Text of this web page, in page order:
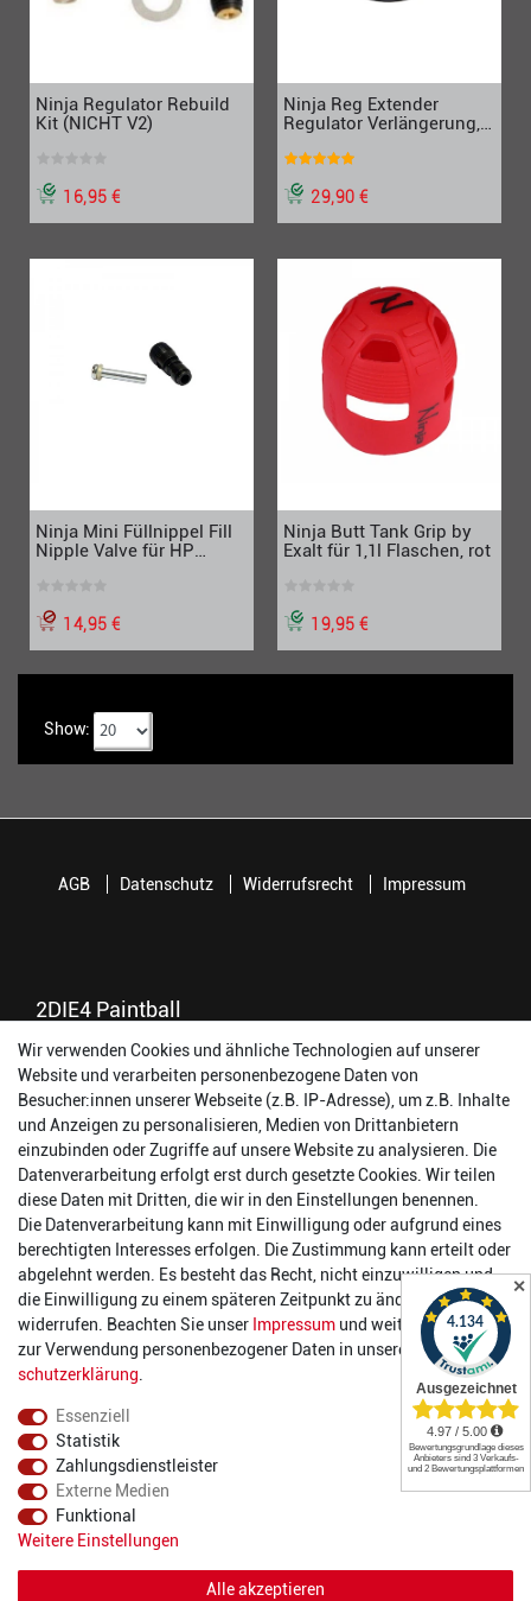
Ninja Regulator Rebuild
Kit (NICHT V2)
16,95 €
Ninja Reg Extender
Regulator Verlängerung,
29,90 €
Ninja Mini Füllnippel Fill
Nipple Valve für HP
14,95 €
Ninja Butt Tank Grip by
Exalt für 1,1l Flaschen, rot
19,95 €
Show:
2DIE4 Paintball
56457 Westerburg
Reinhold-Ferger-Straße 26
order@2die4-sports.com
0 26 63/ 9 68 69 37
Öffnungszeiten
14:00 - 17:00 Uhr
Dienstag:
14:00 - 17:00 Uhr
Mittwoch:
14:00 - 17:00 Uhr
Donnerstag:
14:00 - 17:00 Uhr
14:00 - 19:00 Uhr
10:00 - 17:00 Uhr
AGB Datenschutz Widerrufsrecht Impressum
Wir verwenden Cookies und ähnliche Technologien auf unserer
Website und verarbeiten personenbezogene Daten von
Besucher:innen unserer Webseite (z.B. IP-Adresse), um z.B. Inhalte
und Anzeigen zu personalisieren, Medien von Drittanbietern
einzubinden oder Zugriffe auf unsere Website zu analysieren. Die
Datenverarbeitung erfolgt erst durch gesetzte Cookies. Wir teilen
diese Daten mit Dritten, die wir in den Einstellungen benennen.
Die Datenverarbeitung kann mit Einwilligung oder aufgrund eines
berechtigten Interesses erfolgen. Die Zustimmung kann erteilt oder
abgelehnt werden. Es besteht das Recht, nicht einzuwilligen und
die Einwilligung zu einem späteren Zeitpunkt zu ändern oder zu
widerrufen. Beachten Sie unser Impressum und weitere Hinweise
zur Verwendung personenbezogener Daten in unserer
Daten­
schutz­erklärung
Essenziell
Statistik
Zahlungsdienstleister
Externe Medien
Funktional
Weitere Einstellungen
Alle akzeptieren
✕